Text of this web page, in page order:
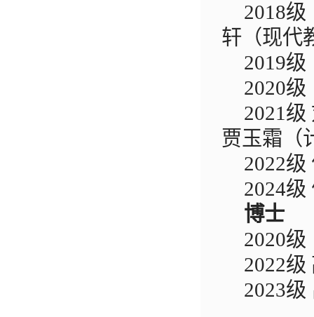
2018级
轩（现代
2019级
2020级
2021 级
贾玉霜（
2022级
2024
博士
2020级
2022级
2023